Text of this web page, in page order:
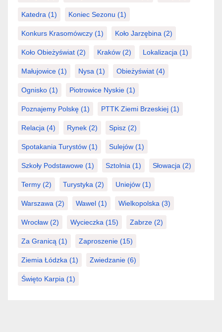
Katedra (1) Koniec Sezonu (1)
Konkurs Krasomówczy (1) Koło Jarzębina (2)
Koło Obieżyświat (2) Kraków (2) Lokalizacja (1)
Małujowice (1) Nysa (1) Obieżyświat (4)
Ognisko (1) Piotrowice Nyskie (1)
Poznajemy Polskę (1) PTTK Ziemi Brzeskiej (1)
Relacja (4) Rynek (2) Spisz (2)
Spotakania Turystów (1) Sulejów (1)
Szkoły Podstawowe (1) Sztolnia (1) Słowacja (2)
Termy (2) Turystyka (2) Uniejów (1)
Warszawa (2) Wawel (1) Wielkopolska (3)
Wrocław (2) Wycieczka (15) Zabrze (2)
Za Granicą (1) Zaproszenie (15)
Ziemia Łódzka (1) Zwiedzanie (6)
Święto Karpia (1)